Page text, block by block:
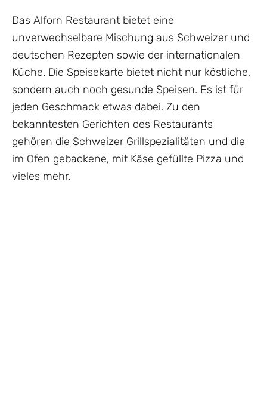
Das Alforn Restaurant bietet eine
unverwechselbare Mischung aus Schweizer und
deutschen Rezepten sowie der internationalen
Küche. Die Speisekarte bietet nicht nur köstliche,
sondern auch noch gesunde Speisen. Es ist für
jeden Geschmack etwas dabei. Zu den
bekanntesten Gerichten des Restaurants
gehören die Schweizer Grillspezialitäten und die
im Ofen gebackene, mit Käse gefüllte Pizza und
vieles mehr.